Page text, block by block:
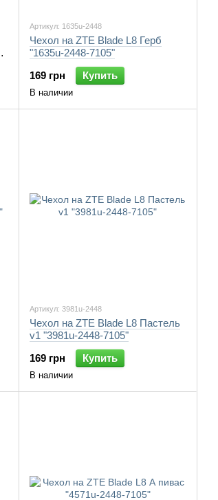
Артикул: 1635u-2448
Чехол на ZTE Blade L8 Герб
"1635u-2448-7105"
169 грн
Купить
В наличии
Артикул: 3981u-2448
Чехол на ZTE Blade L8 Пастель
v1 "3981u-2448-7105"
169 грн
Купить
В наличии